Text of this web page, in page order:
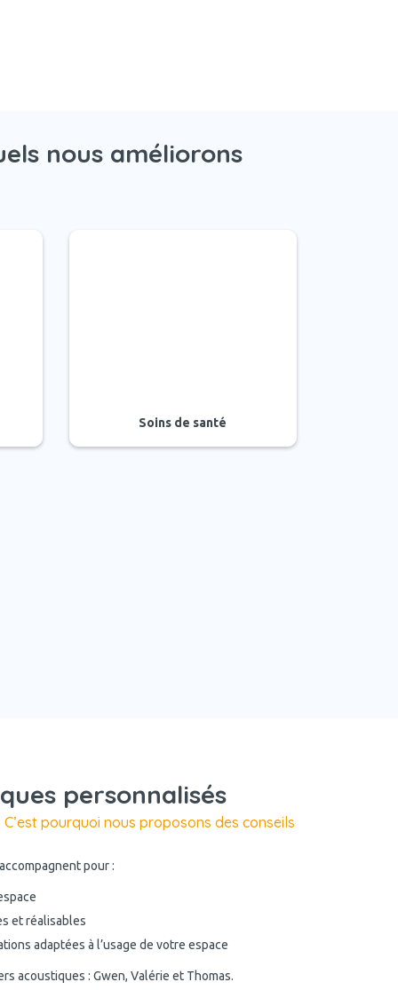
nous améliorons
Soins de santé
personnalisés
pourquoi nous proposons des conseils
pour :
et réalisables
adaptées à l’usage de votre espace
acoustiques : Gwen, Valérie et Thomas.